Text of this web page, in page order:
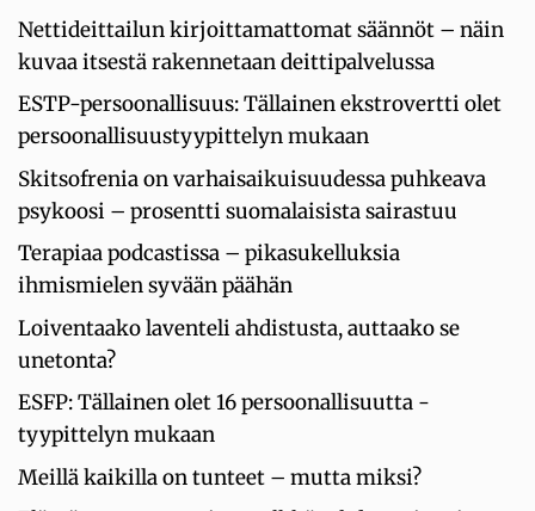
Nettideittailun kirjoittamattomat säännöt – näin
kuvaa itsestä rakennetaan deittipalvelussa
ESTP-persoonallisuus: Tällainen ekstrovertti olet
persoonallisuustyypittelyn mukaan
Skitsofrenia on varhaisaikuisuudessa puhkeava
psykoosi – prosentti suomalaisista sairastuu
Terapiaa podcastissa – pikasukelluksia
ihmismielen syvään päähän
Loiventaako laventeli ahdistusta, auttaako se
unetonta?
ESFP: Tällainen olet 16 persoonallisuutta -
tyypittelyn mukaan
Meillä kaikilla on tunteet – mutta miksi?